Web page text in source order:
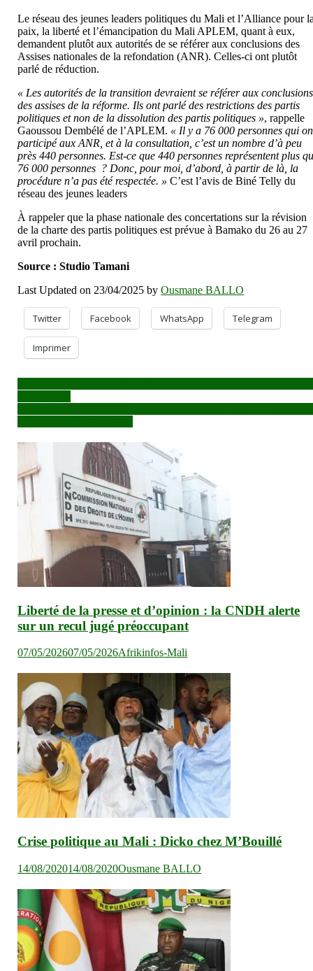
Le réseau des jeunes leaders politiques du Mali et l’Alliance pour
paix, la liberté et l’émancipation du Mali APLEM, quant à eux,
demandent plutôt aux autorités de se référer aux conclusions des
Assises nationales de la refondation (ANR). Celles-ci ont plutôt
parlé de réduction.
« Les autorités de la transition devraient se référer aux conclusions
des assises de la réforme. Ils ont parlé des restrictions des partis
politiques et non de la dissolution des partis politiques », rappelle
Gaoussou Dembélé de l’APLEM. « Il y a 76 000 personnes qui
participé aux ANR, et à la consultation, c’est un nombre d’à peu
près 440 personnes. Est-ce que 440 personnes représentent plus
76 000 personnes ? Donc, pour moi, d’abord, à partir de là, la
procédure n’a pas été respectée. » C’est l’avis de Biné Telly du
réseau des jeunes leaders
À rappeler que la phase nationale des concertations sur la révision
de la charte des partis politiques est prévue à Bamako du 26 au 27
avril prochain.
Source : Studio Tamani
Last Updated on 23/04/2025 byOusmane BALLO
Twitter Facebook WhatsApp Telegram
Imprimer
Navigation
de
l’article
Liberté de la presse et d’opinion : la CNDH alerte
sur un recul jugé préoccupant
07/05/202607/05/2026Afrikinfos-Mali
Crise politique au Mali : Dicko chez M’Bouillé
14/08/202014/08/2020Ousmane BALLO